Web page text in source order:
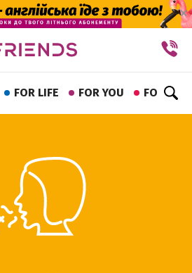
✕
FOR LIFE FOR YOU FOR FUN